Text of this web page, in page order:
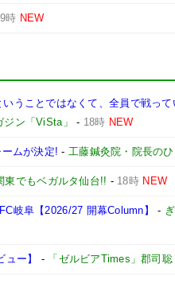
時 NEW
うことではなくて、全員で戦っ
ン「ViSta」 - 18時 NEW
ムが決定! -工藤鍼灸院・院長の
東でもベガルタ仙台!! - 18時 NEW
岐阜【2026/27 開幕Column】 -
ー】 - 「ゼルビアTimes」郡司聡